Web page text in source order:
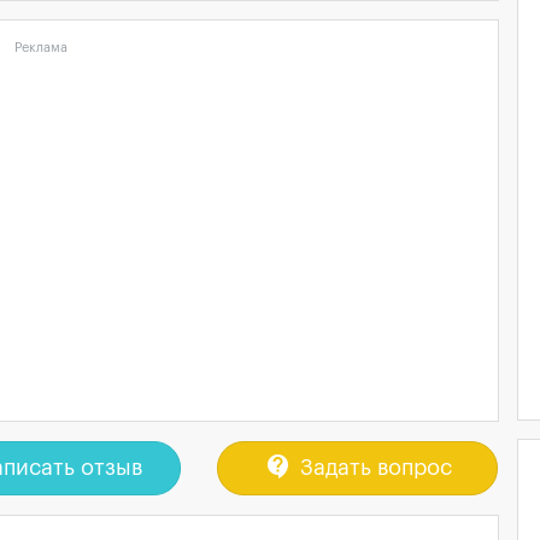
Реклама
отзыв contact_support Задать вопрос